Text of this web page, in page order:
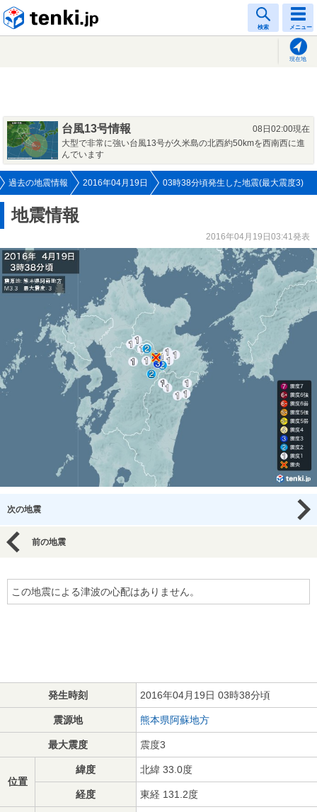
検索 メニュー
現在地
台風13号情報
08日02:00現在
大型で非常に強い台風13号が久米島の北西約50kmを西南西に進
んでいます
過去の地震情報 2016年04月19日 03時38分頃発生した地震(最大震度3)
地震情報
2016年04月19日03:41発表
次の地震
前の地震
この地震による津波の心配はありません。
発生時刻 2016年04月19日 03時38分頃
震源地 熊本県阿蘇地方
最大震度 震度3
位置
緯度 北緯 33.0度
経度 東経 131.2度